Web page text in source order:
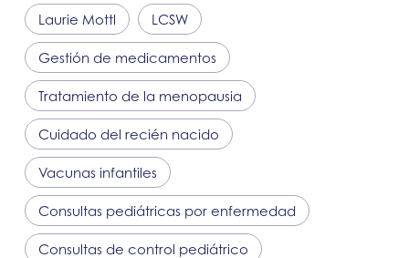
Laurie Mottl LCSW
Gestión de medicamentos
Tratamiento de la menopausia
Cuidado del recién nacido
Vacunas infantiles
Consultas pediátricas por enfermedad
Consultas de control pediátrico